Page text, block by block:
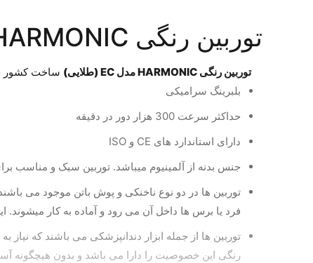
توربین رنگی HARMONIC مدل EC (طلایی)
توربین رنگی HARMONIC مدل EC (طلایی)
ساخت کشور
بلبرینگ سرامیکی
حداکثر سرعت 300 هزار دور در دقیقه
دارای استاندارد های CE و ISO
جنس بدنه از آلمینیوم میباشد. توربین سبک و
فرد یا برس ها داخل آن می رود و آماده به کار میشوند.
توربین ها از جمله ابزار دندانپزشکی می باشند که
رنگی این خصوصیت را دارا می باشد و بدون هیچگونه